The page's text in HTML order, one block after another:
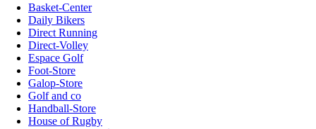
Basket-Center
Daily Bikers
Direct Running
Direct-Volley
Espace Golf
Foot-Store
Galop-Store
Golf and co
Handball-Store
House of Rugby